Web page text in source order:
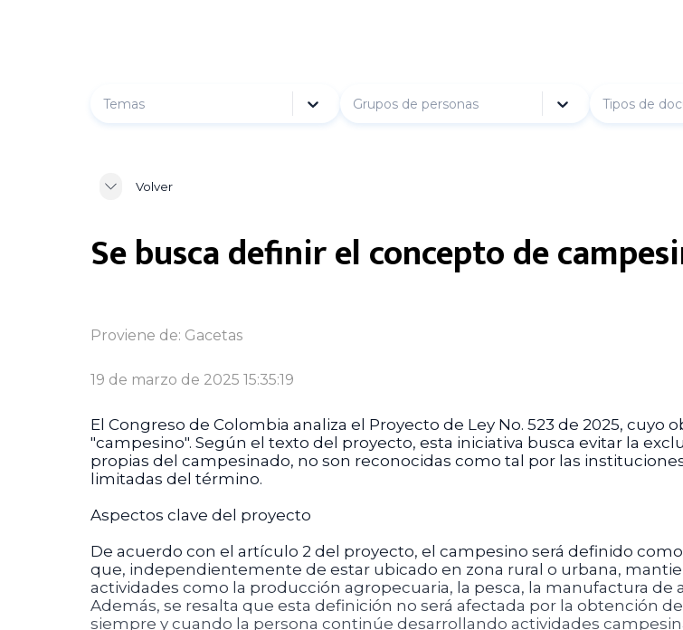
Temas Grupos de personas Tipos de
Volver
Se busca definir el concepto de
Proviene de: Gacetas
19 de marzo de 2025 15:35:19
El Congreso de Colombia analiza el Proyecto de Ley No. 523 de 2025,
"campesino". Según el texto del proyecto, esta iniciativa busca evitar la
propias del campesinado, no son reconocidas como tal por las
limitadas del término.
Aspectos clave del proyecto
De acuerdo con el artículo 2 del proyecto, el campesino será definido
que, independientemente de estar ubicado en zona rural o urbana,
actividades como la producción agropecuaria, la pesca, la manufactura de
Además, se resalta que esta definición no será afectada por la obtención
siempre y cuando la persona continúe desarrollando actividades